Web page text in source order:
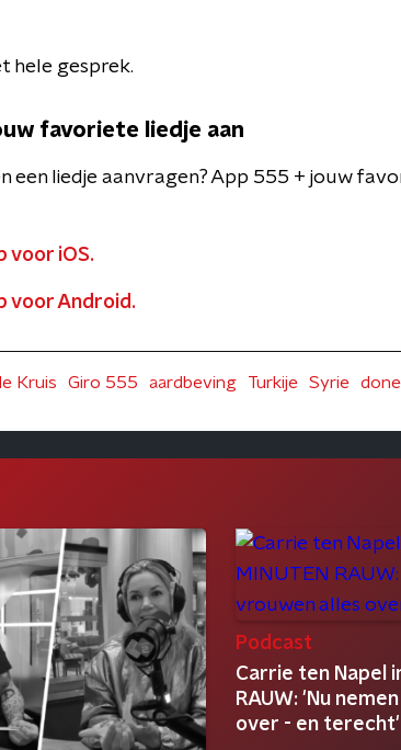
hele gesprek.
favoriete liedje aan
een liedje aanvragen? App 555 + jouw
voor iOS.
voor Android.
Kruis Giro 555 aardbeving Turkije Syrie
Podcast
Carrie ten Napel
RAUW: 'Nu
over - en terecht'